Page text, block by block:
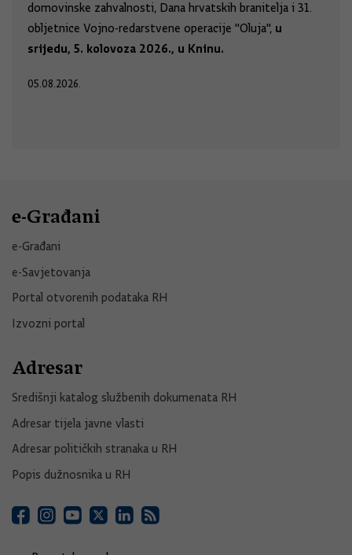
domovinske zahvalnosti, Dana hrvatskih branitelja i 31.
obljetnice Vojno-redarstvene operacije "Oluja", u
srijedu, 5. kolovoza 2026., u Kninu.
05.08.2026.
e-Građani
e-Građani
e-Savjetovanja
Portal otvorenih podataka RH
Izvozni portal
Adresar
Središnji katalog službenih dokumenata RH
Adresar tijela javne vlasti
Adresar političkih stranaka u RH
Popis dužnosnika u RH